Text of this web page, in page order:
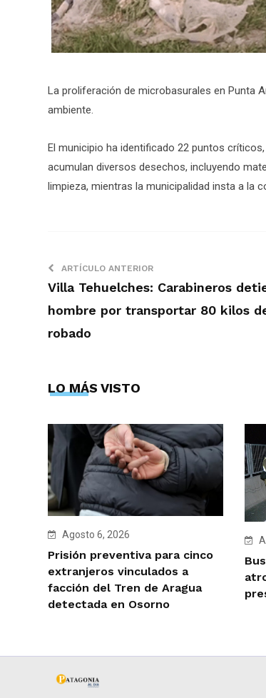
La proliferación de microbasurales en Punta
ambiente.
El municipio ha identificado 22 puntos
acumulan diversos desechos, incluyendo
limpieza, mientras la municipalidad insta a la
ARTÍCULO ANTERIOR
Villa Tehuelches: Carabineros
hombre por transportar 80 kilos
robado
LO MÁS VISTO
Agosto 6, 2026
Prisión preventiva para cinco
extranjeros vinculados a
facción del Tren de Aragua
detectada en Osorno